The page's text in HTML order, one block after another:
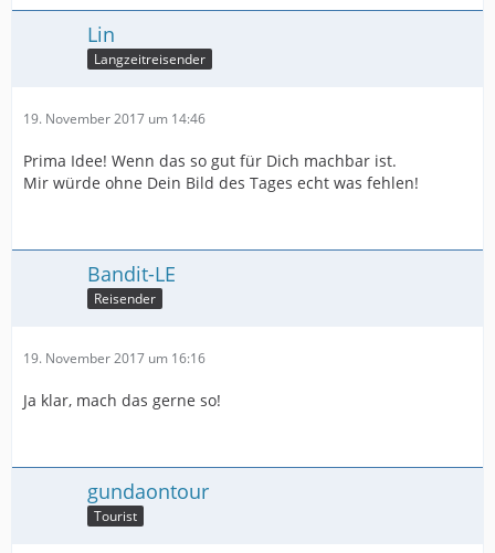
Lin
Langzeitreisender
19. November 2017 um 14:46
Prima Idee! Wenn das so gut für Dich machbar ist.
Mir würde ohne Dein Bild des Tages echt was fehlen!
Bandit-LE
Reisender
19. November 2017 um 16:16
Ja klar, mach das gerne so!
gundaontour
Tourist